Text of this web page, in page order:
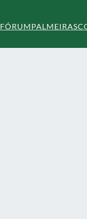
FÓRUMPALMEIRAS